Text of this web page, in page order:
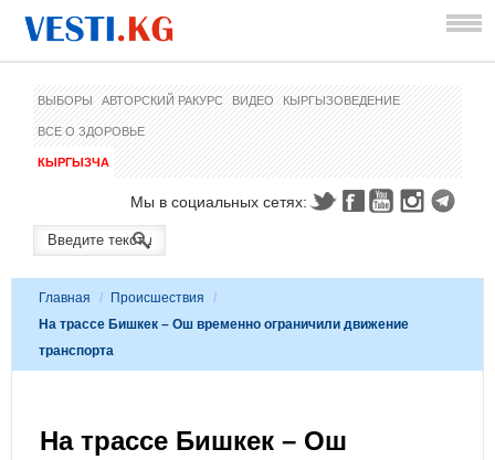
ВЫБОРЫ АВТОРСКИЙ РАКУРС ВИДЕО КЫРГЫЗОВЕДЕНИЕ
ВСЕ О ЗДОРОВЬЕ
КЫРГЫЗЧА
Мы в социальных сетях:
Главная / Происшествия
/
На трассе Бишкек – Ош временно ограничили движение
транспорта
На трассе Бишкек – Ош